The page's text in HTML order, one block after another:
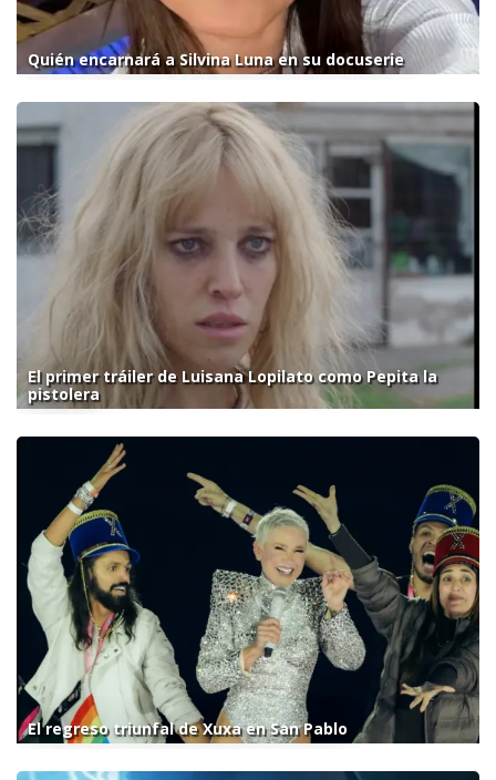
Quién encarnará a Silvina Luna en su docuserie
El primer tráiler de Luisana Lopilato como Pepita la
pistolera
El regreso triunfal de Xuxa en San Pablo